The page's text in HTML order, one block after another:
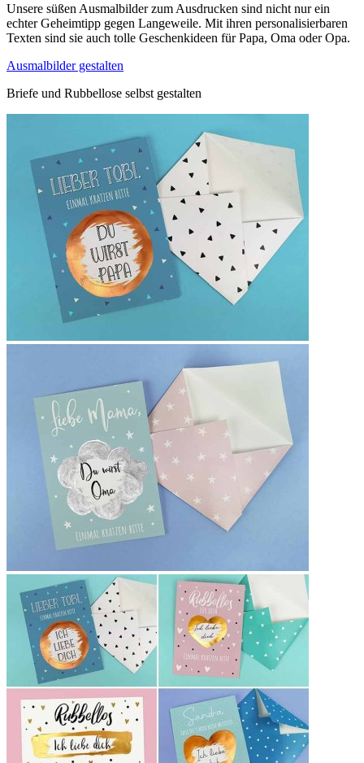
Unsere süßen Ausmalbilder zum Ausdrucken sind nicht nur ein
echter Geheimtipp gegen Langeweile. Mit ihren personalisierbaren
Texten sind sie auch tolle Geschenkideen für Papa, Oma oder Opa.
Ausmalbilder gestalten
Briefe und Rubbellose selbst gestalten